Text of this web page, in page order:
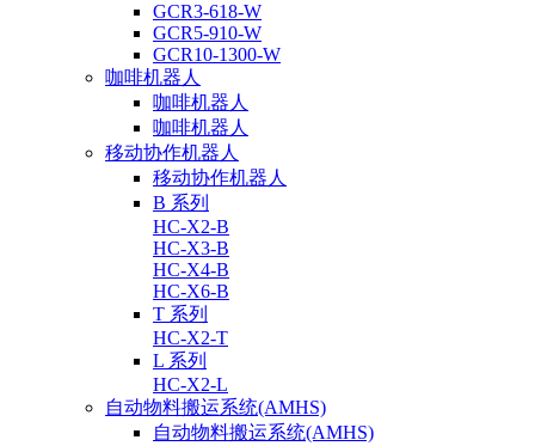
GCR3-618-W
GCR5-910-W
GCR10-1300-W
咖啡机器人
咖啡机器人
咖啡机器人
移动协作机器人
移动协作机器人
B 系列
HC-X2-B
HC-X3-B
HC-X4-B
HC-X6-B
T 系列
HC-X2-T
L 系列
HC-X2-L
自动物料搬运系统(AMHS)
自动物料搬运系统(AMHS)